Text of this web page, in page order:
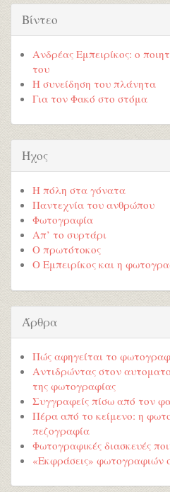
Βίντεο
Ανδρέας Εμπειρίκος: ο
του
Η συνείδηση του πλάνητα
Για τον Φακό στο στόμα
Ήχος
Η πόλη στα γόνατα
Παντεχνία του ανθρώπου
Φωτογραφία
Απ’ το συρτάρι
Ο πρωτότοκος
Ο Εμπειρίκος και η
Άρθρα
Πώς αφηγείται το
Αντιδρώντας στον
της φωτογραφίας
Συγγραφείς πίσω από τον
Πέρα από το κείμενο: η
πεζογραφία
Φωτογραφικές διασκευές
«Εκφράσεις» φωτογραφιών